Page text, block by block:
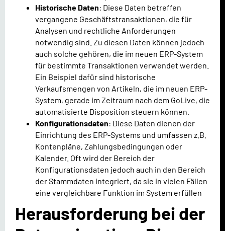
Historische Daten: Diese Daten betreffen
vergangene Geschäftstransaktionen, die für
Analysen und rechtliche Anforderungen
notwendig sind. Zu diesen Daten können jedoch
auch solche gehören, die im neuen ERP-System
für bestimmte Transaktionen verwendet werden.
Ein Beispiel dafür sind historische
Verkaufsmengen von Artikeln, die im neuen ERP-
System, gerade im Zeitraum nach dem GoLive, die
automatisierte Disposition steuern können.
Konfigurationsdaten: Diese Daten dienen der
Einrichtung des ERP-Systems und umfassen z.B.
Kontenpläne, Zahlungsbedingungen oder
Kalender. Oft wird der Bereich der
Konfigurationsdaten jedoch auch in den Bereich
der Stammdaten integriert, da sie in vielen Fällen
eine vergleichbare Funktion im System erfüllen
Herausforderung bei der